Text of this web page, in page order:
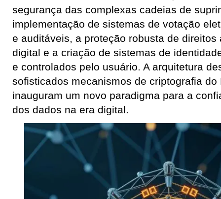
segurança das complexas cadeias de
implementação de sistemas de votação
e auditáveis, a proteção robusta de direitos
digital e a criação de sistemas de
e controlados pelo usuário. A arquitetura
sofisticados mecanismos de criptografia do
inauguram um novo paradigma para a
dos dados na era digital.